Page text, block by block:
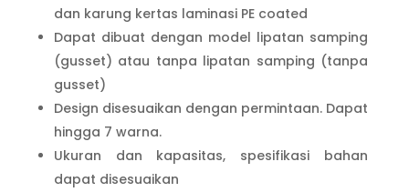
dan karung kertas laminasi PE coated
Dapat dibuat dengan model lipatan samping
(gusset) atau tanpa lipatan samping (tanpa
gusset)
Design disesuaikan dengan permintaan. Dapat
hingga 7 warna.
Ukuran dan kapasitas, spesifikasi bahan
dapat disesuaikan